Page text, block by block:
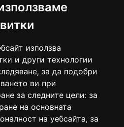
използва
и други технологии
за да подобри
ви при
за следните цели: за
на основната
на уебсайта, за
43